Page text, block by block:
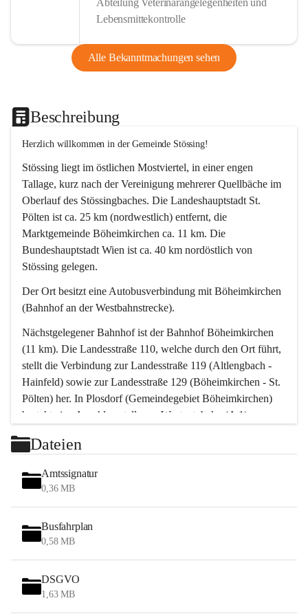
Abteilung Veterinärangelegenheiten und
Lebensmittekontrolle
Alle Bekanntmachungen sehen
Beschreibung
Herzlich willkommen in der Gemeinde Stössing!
Stössing liegt im östlichen Mostviertel, in einer engen
Tallage, kurz nach der Vereinigung mehrerer Quellbäche im
Oberlauf des Stössingbaches. Die Landeshauptstadt St.
Pölten ist ca. 25 km (nordwestlich) entfernt, die
Marktgemeinde Böheimkirchen ca. 11 km. Die
Bundeshauptstadt Wien ist ca. 40 km nordöstlich von
Stössing gelegen.
Der Ort besitzt eine Autobusverbindung mit Böheimkirchen
(Bahnhof an der Westbahnstrecke).
Nächstgelegener Bahnhof ist der Bahnhof Böheimkirchen
(11 km). Die Landesstraße 110, welche durch den Ort führt,
stellt die Verbindung zur Landesstraße 119 (Altlengbach -
Hainfeld) sowie zur Landesstraße 129 (Böheimkirchen - St.
Pölten) her. In Plosdorf (Gemeindegebiet Böheimkirchen)
besteht eine Anschlussstelle zur Westautobahn (A 1).
Wien erreicht man in ca. 45 Minuten.
Stössing zählt noch zum Naherholungsraum Wien sowie
zum Naherholungsraum St. Pölten. Viele Bauernhöfe hatten
„ihre Wiener“. Seit 1960 bauten viele Wiener
Wochenendhäuser im Gemeindegebiet. Wegen des
waldreichen Jagdgebietes haben viele Jagdpächter ihre
Das Wandern ist aus touristischer Sicht die bedeutendste
Tätigkeit. Das hügelige Gebiet mit Wanderwegen durch
Wiesen, Wälder und Obstkulturen lädt dazu ein. Gefördert
Dateien
Amtssignatur
0,36 MB
Busfahrplan
0,58 MB
DSGVO
1,63 MB